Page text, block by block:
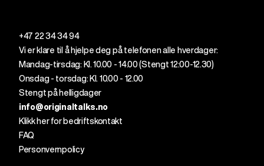
+47 22 34 34 94
Vi er klare til å hjelpe deg på telefonen alle hverdager:
Mandag-tirsdag: Kl. 10.00 - 14.00 (Stengt 12:00-12.30)
Onsdag - torsdag: Kl. 10.00 - 12.00
Stengt på helligdager
info@originaltalks.no
Klikk her for bedriftskontakt
FAQ
Personvernpolicy